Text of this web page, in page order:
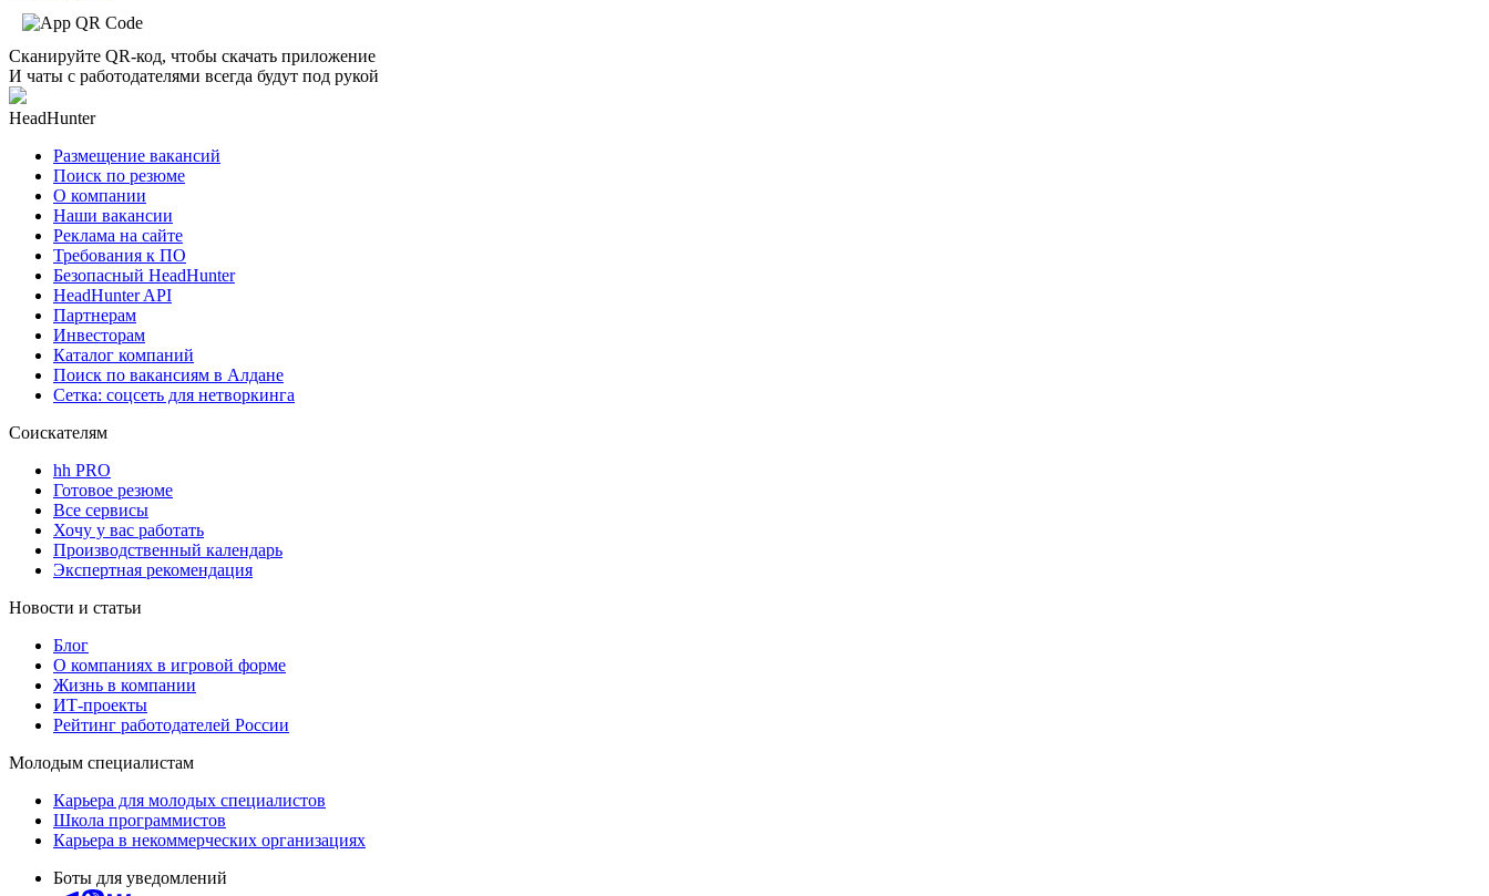
Сканируйте QR-код, чтобы скачать приложение
И чаты с работодателями всегда будут под рукой
HeadHunter
Размещение вакансий
Поиск по резюме
О компании
Наши вакансии
Реклама на сайте
Требования к ПО
Безопасный HeadHunter
HeadHunter API
Партнерам
Инвесторам
Каталог компаний
Поиск по вакансиям в Алдане
Сетка: соцсеть для нетворкинга
Соискателям
hh PRO
Готовое резюме
Все сервисы
Хочу у вас работать
Производственный календарь
Экспертная рекомендация
Новости и статьи
Блог
О компаниях в игровой форме
Жизнь в компании
ИТ-проекты
Рейтинг работодателей России
Молодым специалистам
Карьера для молодых специалистов
Школа программистов
Карьера в некоммерческих организациях
Боты для уведомлений